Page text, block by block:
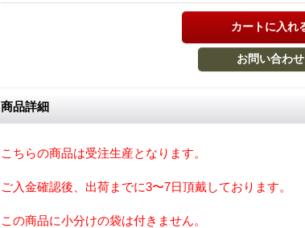
商品詳細
こちらの商品は受注生産となります。
ご入金確認後、出荷までに3〜7日頂戴しております。
この商品に小分けの袋は付きません。